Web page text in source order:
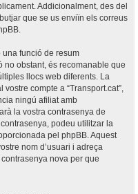
Addicionalment, des del
que se us enviïn els correus
una funció de resum
no obstant, és recomanable que
llocs web diferents. La
compte a “Transport.cat”,
ningú afiliat amb
la vostra contrasenya de
podeu utilitzar la
pel phpBB. Aquest
nom d’usuari i adreça
nova per que